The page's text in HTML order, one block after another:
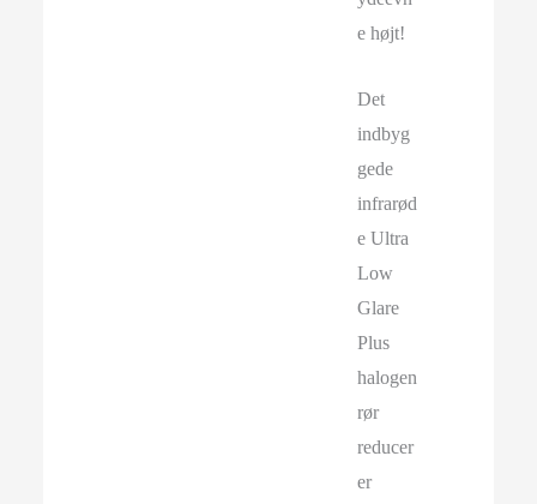
e højt!
Det
indbyg
gede
infrarød
e Ultra
Low
Glare
Plus
halogen
rør
reducer
er